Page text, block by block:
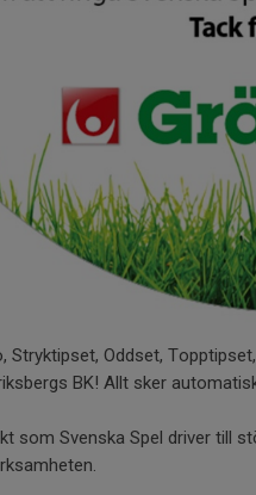
Stryktipset, Oddset,
BK! Allt sker
som Svenska Spel driver till